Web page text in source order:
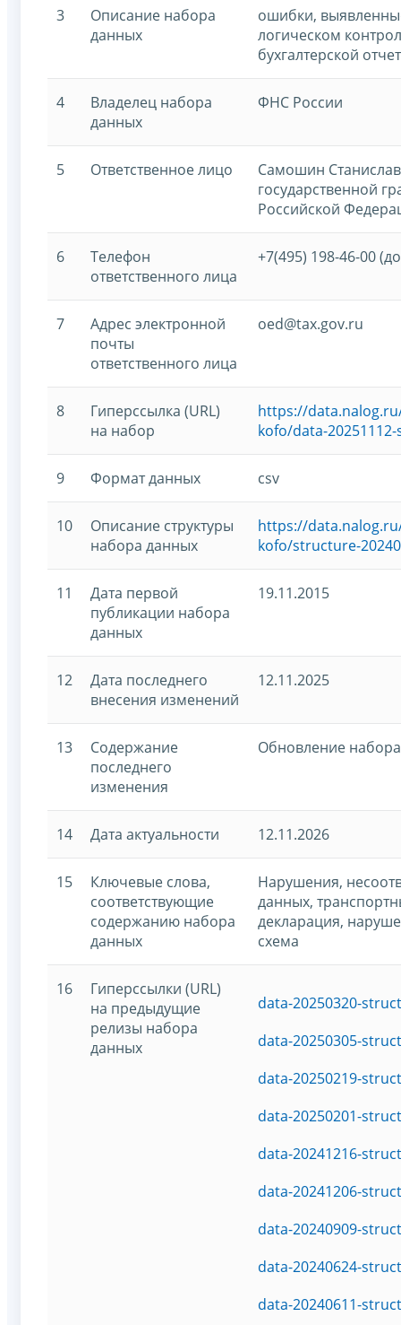
3
Описание набора
данных
ошибки,
логическом
бухгалтерской
4
Владелец набора
данных
ФНС России
5 Ответственное лицо
Самошин
государственной
Российской
6
Телефон
ответственного лица
+7(495) 198-46-00
7
Адрес электронной
почты
ответственного лица
oed@tax.gov.ru
8
Гиперссылка (URL)
на набор
https://
kofo/data-
9 Формат данных csv
10
Описание структуры
набора данных
https://
kofo/structure-
11
Дата первой
публикации набора
данных
19.11.2015
12
Дата последнего
внесения изменений
12.11.2025
13
Содержание
последнего
изменения
Обновление
14 Дата актуальности 12.11.2026
15
Ключевые слова,
соответствующие
содержанию набора
данных
Нарушения,
данных,
декларация,
схема
16
Гиперссылки (URL)
на предыдущие
релизы набора
данных
data-20250320-
data-20250305-
data-20250219-
data-20250201-
data-20241216-
data-20241206-
data-20240909-
data-20240624-
data-20240611-